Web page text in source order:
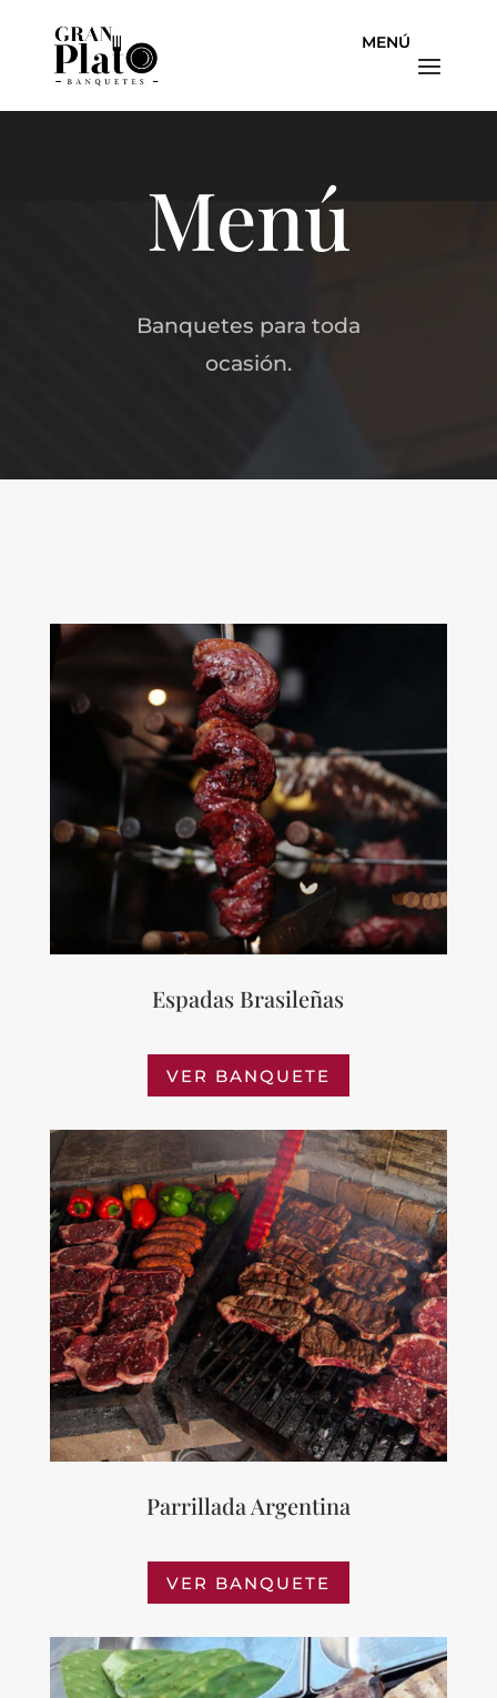
Menú
Banquetes para toda
ocasión.
Espadas Brasileñas
VER BANQUETE
Parrillada Argentina
VER BANQUETE